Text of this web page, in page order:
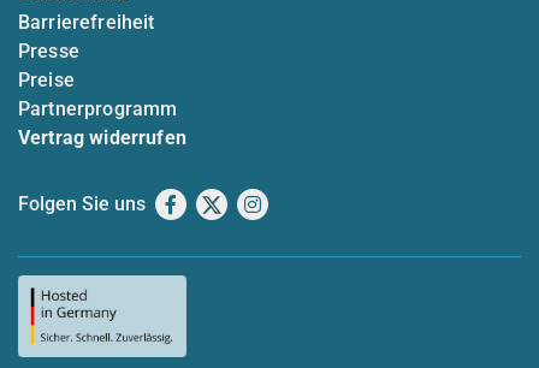
Barrierefreiheit
Presse
Preise
Partnerprogramm
Vertrag widerrufen
Folgen Sie uns Facebook
X Instagram